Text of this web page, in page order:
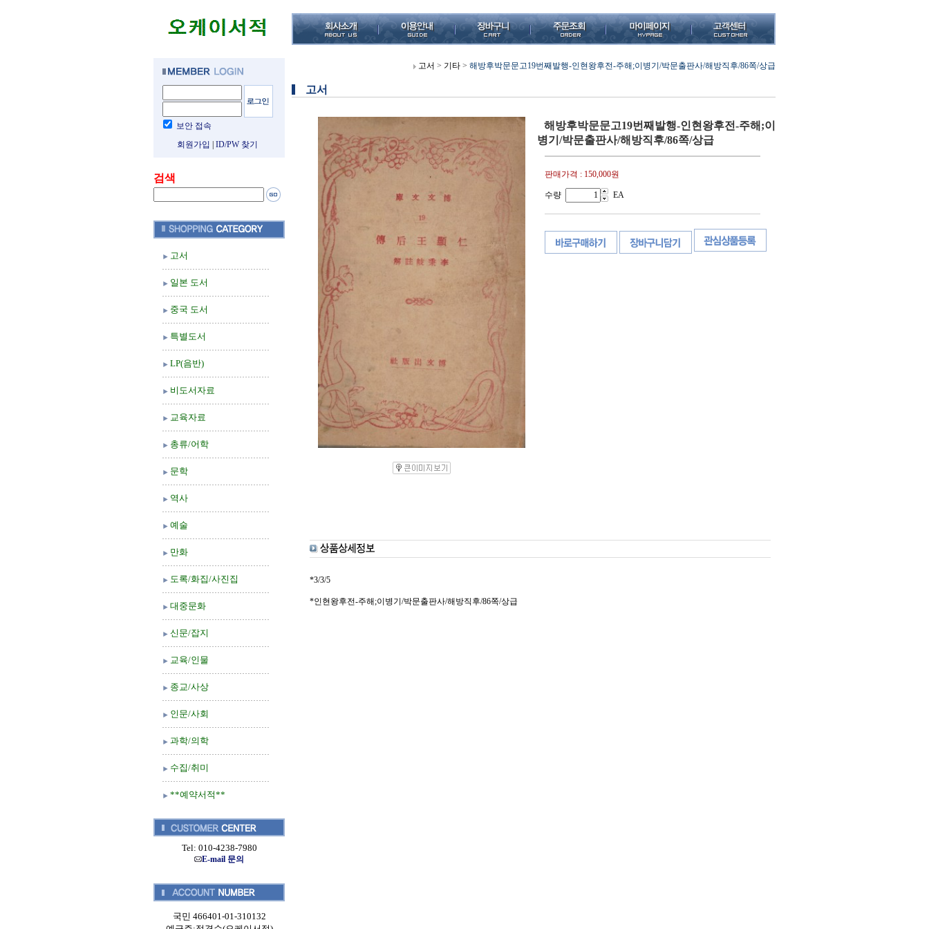
보안 접속
회원가입
ID/PW 찾기
검색
고서
일본 도서
중국 도서
특별도서
LP(음반)
비도서자료
교육자료
총류/어학
문학
역사
예술
만화
도록/화집/사진집
대중문화
신문/잡지
교육/인물
종교/사상
인문/사회
과학/의학
수집/취미
**예약서적**
Tel: 010-4238-7980
E-mail 문의
국민 466401-01-310132
고서 > 기타 > 해방후박문문고19번째발행-인현왕후전-주해;이병기/박문출판사/해방직후/86쪽/상급
고서
해방후박문문고19번째발행-인현왕후전-주해;이
병기/박문출판사/해방직후/86쪽/상급
판매가격 : 150,000원
수량 EA
*3/3/5
*인현왕후전-주해;이병기/박문출판사/해방직후/86쪽/상급